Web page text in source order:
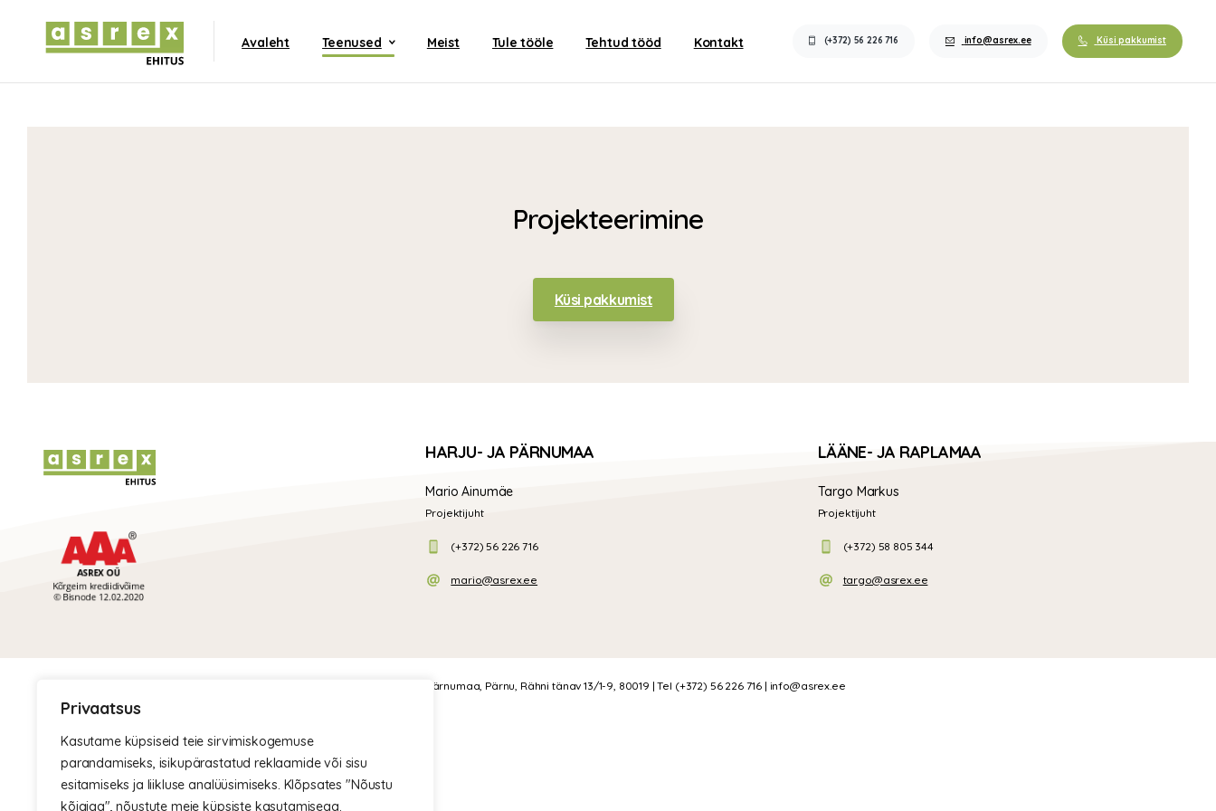
Privaatsus
Kasutame küpsiseid teie sirvimiskogemuse
parandamiseks, isikupärastatud reklaamide või sisu
esitamiseks ja liikluse analüüsimiseks. Klõpsates "Nõustu
kõigiga", nõustute meie küpsiste kasutamisega.
Avaleht Teenused Meist Tule tööle Tehtud tööd Kontakt (+372) 56 226 716 info@asrex.ee Küsi pakkumist
Projekteerimine
Küsi pakkumist
HARJU- JA PÄRNUMAA
Mario Ainumäe
Projektijuht
(+372) 56 226 716
mario@asrex.ee
LÄÄNE- JA RAPLAMAA
Targo Markus
Projektijuht
(+372) 58 805 344
targo@asrex.ee
Asrex OÜ | Pärnumaa, Pärnu, Rähni tänav 13/1-9, 80019 | Tel (+372) 56 226 716 | info@asrex.ee